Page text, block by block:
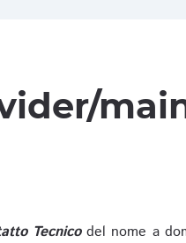
Tecnicodel nome a